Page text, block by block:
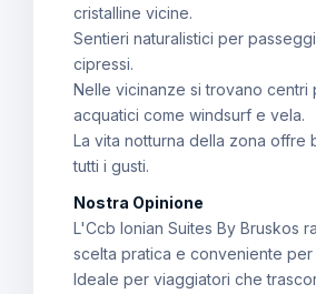
cristalline vicine.
Sentieri naturalistici per
cipressi.
Nelle vicinanze si trovano centri
acquatici come windsurf e vela.
La vita notturna della zona offre
tutti i gusti.
Nostra Opinione
L'Ccb Ionian Suites By Bruskos
scelta pratica e conveniente per
Ideale per viaggiatori che